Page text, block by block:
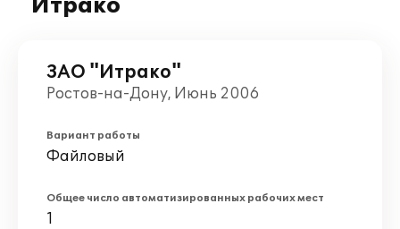
"Итрако"
ЗАО "Итрако"
Ростов-на-Дону, Июнь 2006
Вариант работы
Файловый
Общее число автоматизированных рабочих мест
1